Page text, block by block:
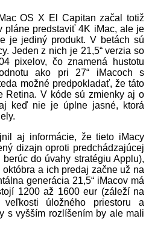
OS X El Capitan začal totiž
pláne predstaviť 4K iMac, ale je
je jediný produkt. V betách sú
Jeden z nich je 21,5“ verzia so
pixelov, čo znamená hustotu
ako pri 27“ iMacoch s
možné predpokladať, že táto
Retina. V kóde sú zmienky aj o
keď nie je úplne jasné, ktorá
aj informácie, že tieto iMacy
dizajn oproti predchádzajúcej
do úvahy stratégiu Applu),
a ich predaj začne už na
generácia 21,5“ iMacov má
1200 až 1600 eur (záleží na
veľkosti úložného priestoru a
s vyšším rozlíšením by ale mali